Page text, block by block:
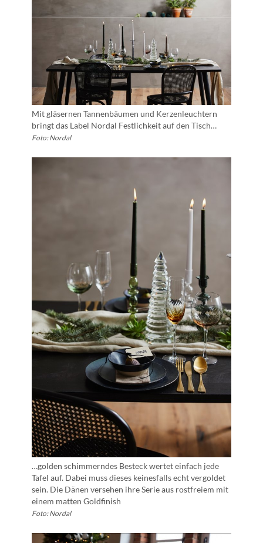
Mit gläsernen Tannenbäumen und Kerzenleuchtern
bringt das Label Nordal Festlichkeit auf den Tisch…
Foto: Nordal
…golden schimmerndes Besteck wertet einfach jede
Tafel auf. Dabei muss dieses keinesfalls echt vergoldet
sein. Die Dänen versehen ihre Serie aus rostfreiem mit
einem matten Goldfinish
Foto: Nordal